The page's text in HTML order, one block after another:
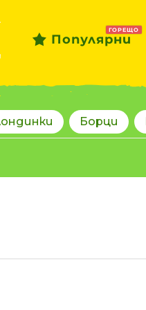
Популярни
ГОРЕЩО
Борци